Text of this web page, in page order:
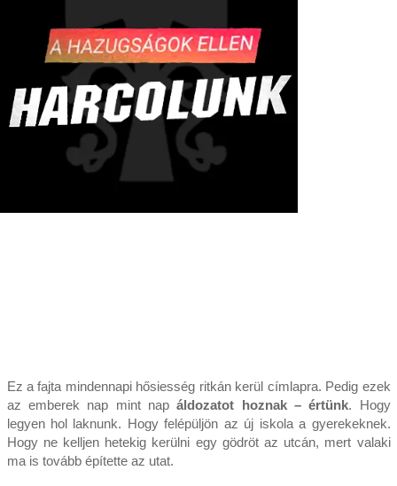
Ez a fajta mindennapi hősiesség ritkán kerül címlapra. Pedig ezek
az emberek nap mint napáldozatot hoznak – értünk. Hogy
legyen hol laknunk. Hogy felépüljön az új iskola a gyerekeknek.
Hogy ne kelljen hetekig kerülni egy gödröt az utcán, mert valaki
ma is tovább építette az utat.